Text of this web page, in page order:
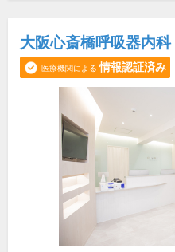
大阪心斎橋呼吸器内
医療機関による 情報認証済み